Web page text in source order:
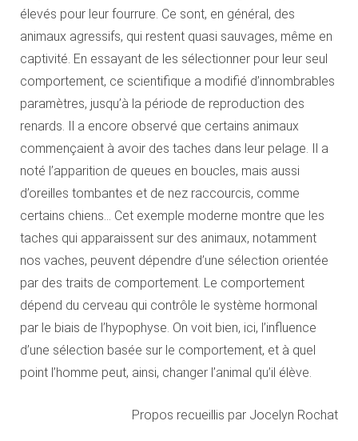
élevés pour leur fourrure. Ce sont, en général, des
animaux agressifs, qui restent quasi sauvages, même en
captivité. En essayant de les sélectionner pour leur seul
comportement, ce scientifique a modifié d’innombrables
paramètres, jusqu’à la période de reproduction des
renards. Il a encore observé que certains animaux
commençaient à avoir des taches dans leur pelage. Il a
noté l’apparition de queues en boucles, mais aussi
d’oreilles tombantes et de nez raccourcis, comme
certains chiens… Cet exemple moderne montre que les
taches qui apparaissent sur des animaux, notamment
nos vaches, peuvent dépendre d’une sélection orientée
par des traits de comportement. Le comportement
dépend du cerveau qui contrôle le système hormonal
par le biais de l’hypophyse. On voit bien, ici, l’influence
d’une sélection basée sur le comportement, et à quel
point l’homme peut, ainsi, changer l’animal qu’il élève.
Propos recueillis par Jocelyn Rochat